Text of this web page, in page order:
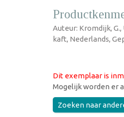
Auteur: Kromdijk,
kaft, Nederlands,
Dit exemplaar is
Mogelijk worden er
Zoeken naar